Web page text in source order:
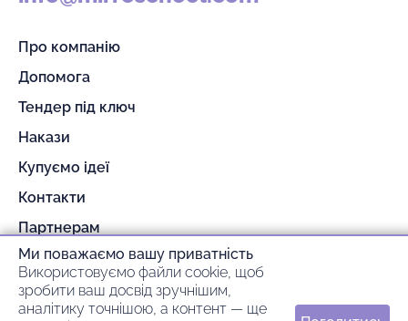
Про компанію
Допомога
Тендер під ключ
Накази
Купуємо ідеї
Контакти
Партнерам
Гарантія та повернення
Оплата та доставка
Ми поважаємо вашу приватність
Використовуємо файли cookie, щоб
зробити ваш досвід зручнішим,
аналітику точнішою, а контент — ще